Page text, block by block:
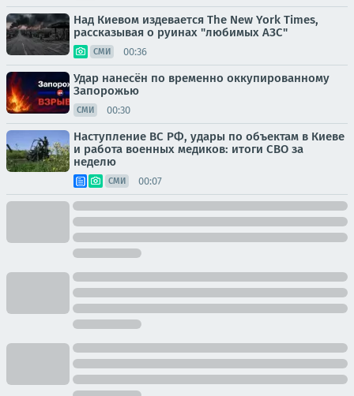
Над Киевом издевается The New York Times,
рассказывая о руинах "любимых АЗС"
СМИ 00:36
Удар нанесён по временно оккупированному
Запорожью
СМИ 00:30
Наступление ВС РФ, удары по объектам в Киеве
и работа военных медиков: итоги СВО за
неделю
СМИ 00:07